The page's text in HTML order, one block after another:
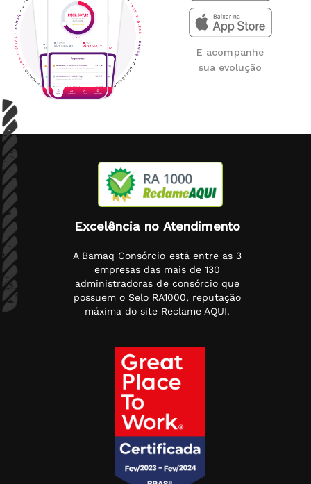
E acompanhe
sua evolução
Excelência no Atendimento
A Bamaq Consórcio está entre as 3
empresas das mais de 130
administradoras de consórcio que
possuem o Selo RA1000, reputação
máxima do site Reclame AQUI.